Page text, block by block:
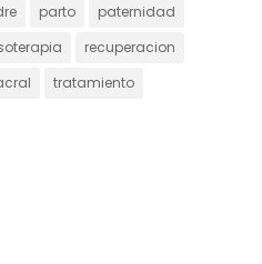
parto
paternidad
recuperacion
tratamiento